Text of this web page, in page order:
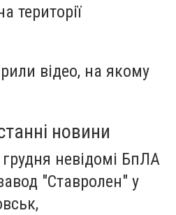
території
відео, на якому
новини
невідомі БпЛА
"Ставролен" у